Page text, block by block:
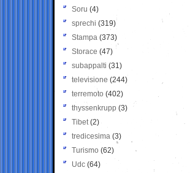
Soru (4)
sprechi (319)
Stampa (373)
Storace (47)
subappalti (31)
televisione(244)
terremoto (402)
thyssenkrupp (3)
Tibet(2)
tredicesima (3)
Turismo (62)
Udc (64)